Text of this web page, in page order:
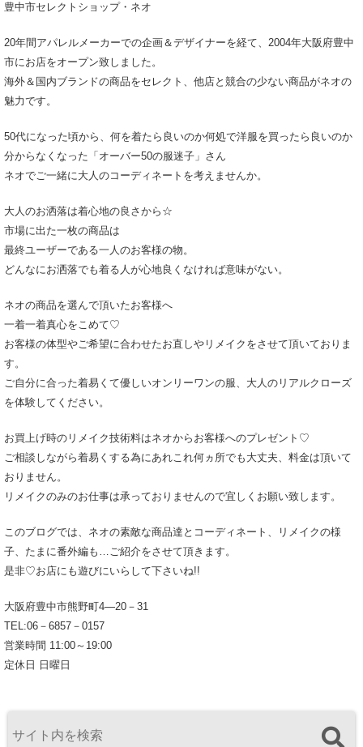
豊中市セレクトショップ・ネオ
20年間アパレルメーカーでの企画＆デザイナーを経て、2004年大阪府豊中
市にお店をオープン致しました。
海外＆国内ブランドの商品をセレクト、他店と競合の少ない商品がネオの
魅力です。
50代になった頃から、何を着たら良いのか何処で洋服を買ったら良いのか
分からなくなった「オーバー50の服迷子」さん
ネオでご一緒に大人のコーディネートを考えませんか。
大人のお洒落は着心地の良さから☆
市場に出た一枚の商品は
最終ユーザーである一人のお客様の物。
どんなにお洒落でも着る人が心地良くなければ意味がない。
ネオの商品を選んで頂いたお客様へ
一着一着真心をこめて♡
お客様の体型やご希望に合わせたお直しやリメイクをさせて頂いておりま
す。
ご自分に合った着易くて優しいオンリーワンの服、大人のリアルクローズ
を体験してください。
お買上げ時のリメイク技術料はネオからお客様へのプレゼント♡
ご相談しながら着易くする為にあれこれ何ヵ所でも大丈夫、料金は頂いて
おりません。
リメイクのみのお仕事は承っておりませんので宜しくお願い致します。
このブログでは、ネオの素敵な商品達とコーディネート、リメイクの様
子、たまに番外編も…ご紹介をさせて頂きます。
是非♡お店にも遊びにいらして下さいね!!
大阪府豊中市熊野町4―20－31
TEL:06－6857－0157
営業時間 11:00～19:00
定休日 日曜日